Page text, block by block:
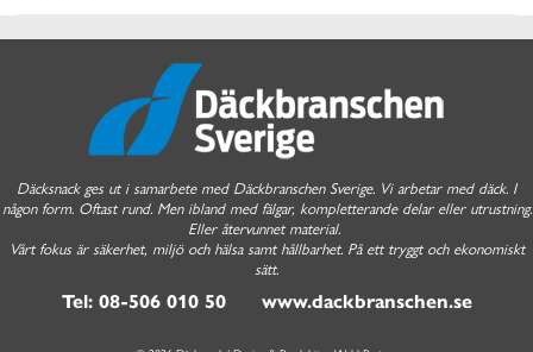
Däcksnack ges ut i samarbete med Däckbranschen Sverige. Vi arbetar med däck. I
någon form. Oftast rund. Men ibland med fälgar, kompletterande delar eller utrustning.
Eller återvunnet material.
Vårt fokus är säkerhet, miljö och hälsa samt hållbarhet. På ett tryggt och ekonomiskt
sätt.
Tel: 08-506 010 50 www.dackbranschen.se